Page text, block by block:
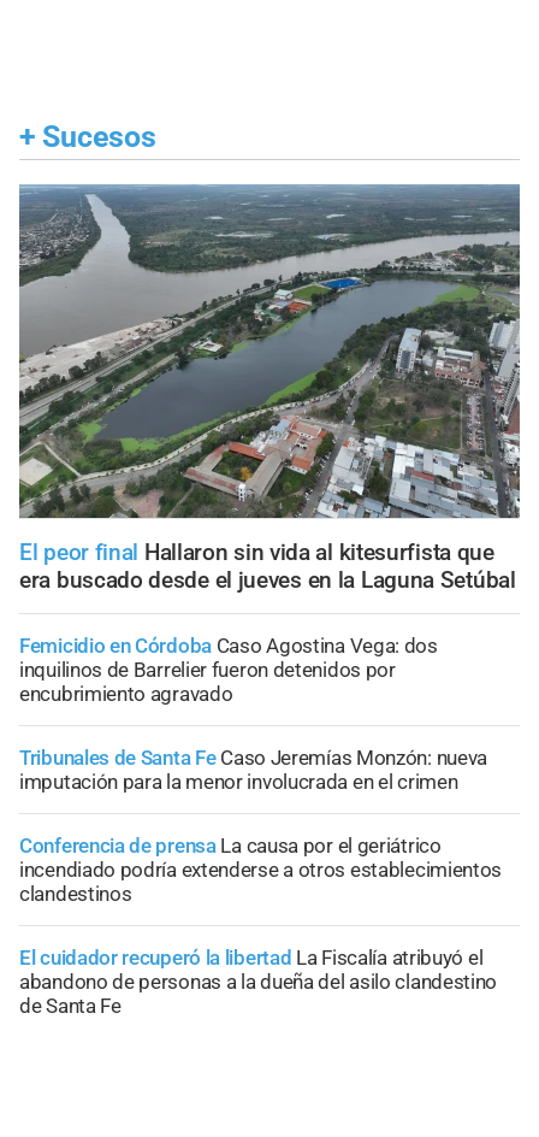
+ Sucesos
El peor final Hallaron sin vida al kitesurfista que
era buscado desde el jueves en la Laguna Setúbal
Femicidio en Córdoba Caso Agostina Vega: dos
inquilinos de Barrelier fueron detenidos por
encubrimiento agravado
Tribunales de Santa Fe Caso Jeremías Monzón: nueva
imputación para la menor involucrada en el crimen
Conferencia de prensa La causa por el geriátrico
incendiado podría extenderse a otros establecimientos
clandestinos
El cuidador recuperó la libertad La Fiscalía atribuyó el
abandono de personas a la dueña del asilo clandestino
de Santa Fe